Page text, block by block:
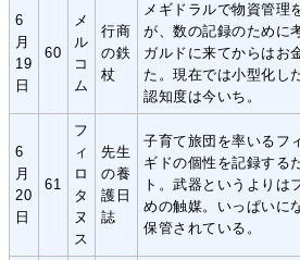
6
月
19
日
60
メ
ル
コ
ム
行商
の鉄
杖
メギドラルで物資管理
が、数の記録のために
ガルドに来てからはお
た。現在では小型化し
認知度は今いち。
6
月
20
日
61
フ
ィ
ロ
タ
ヌ
ス
先生
の養
護日
誌
子育て旅団を率いるフ
ギドの個性を記録する
ト。武器というよりは
めの触媒。いっぱいに
保管されている。